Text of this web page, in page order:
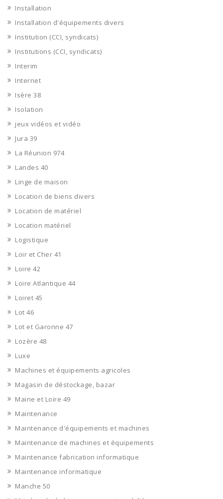
Installation
Installation d'équipements divers
Institution (CCI, syndicats)
Institutions (CCI, syndicats)
Interim
Internet
Isère 38
Isolation
jeux vidéos et vidéo
Jura 39
La Réunion 974
Landes 40
Linge de maison
Location de biens divers
Location de matériel
Location matériel
Logistique
Loir et Cher 41
Loire 42
Loire Atlantique 44
Loiret 45
Lot 46
Lot et Garonne 47
Lozère 48
Luxe
Machines et équipements agricoles
Magasin de déstockage, bazar
Maine et Loire 49
Maintenance
Maintenance d'équipements et machines
Maintenance de machines et équipements
Maintenance fabrication informatique
Maintenance informatique
Manche 50